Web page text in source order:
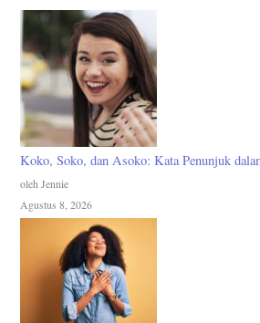
Koko, Soko, dan Asoko: Kata Penunjuk
oleh Jennie
Agustus 8, 2026